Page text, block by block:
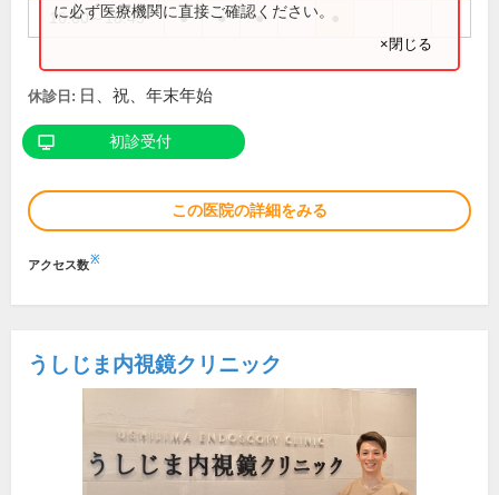
16:00～18:45 ● ● ●
に必ず医療機関に直接ご確認ください。
×閉じる
休診日: 日、祝、年末年始
初診受付
この医院の詳細をみる
アクセス数※
うしじま内視鏡クリニック